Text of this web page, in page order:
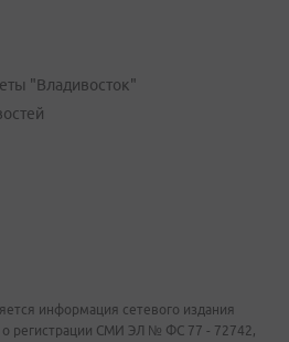
"Владивосток"
информация сетевого издания
о регистрации СМИ ЭЛ № ФС 77 - 72742,